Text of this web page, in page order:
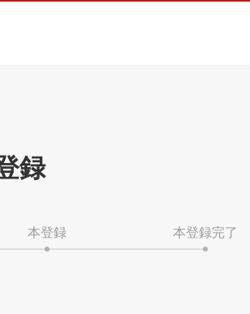
録
本登録 本登録完了